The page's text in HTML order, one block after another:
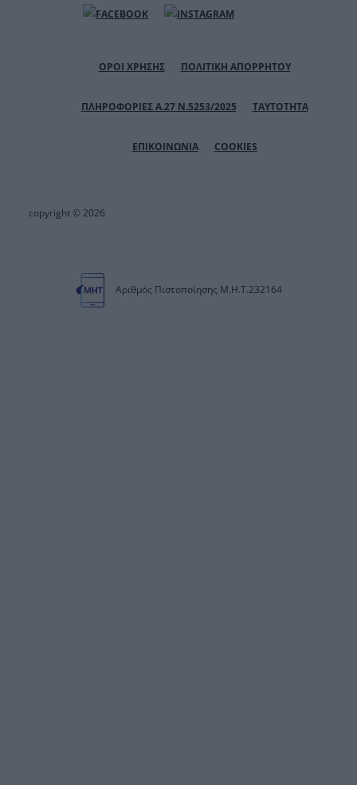
ΟΡΟΙ ΧΡΗΣΗΣ ΠΟΛΙΤΙΚΗ ΑΠΟΡΡΗΤΟΥ
ΠΛΗΡΟΦΟΡΙΕΣ Α.27 Ν.5253/2025 ΤΑΥΤΟΤΗΤΑ
ΕΠΙΚΟΙΝΩΝΙΑ COOKIES
copyright © 2026
Αριθμός Πιστοποίησης Μ.Η.Τ.232164